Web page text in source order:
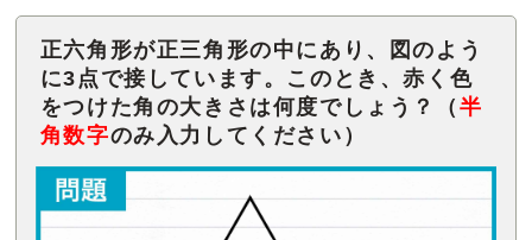
正六角形が正三角形の中にあり、図のよう
に3点で接しています。このとき、赤く色
をつけた角の大きさは何度でしょう？（ 半
角数字のみ入力してください）